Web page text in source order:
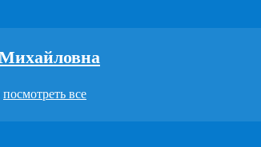
посмотреть все